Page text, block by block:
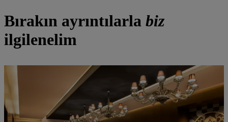
Bırakın ayrıntılarla biz
ilgilenelim